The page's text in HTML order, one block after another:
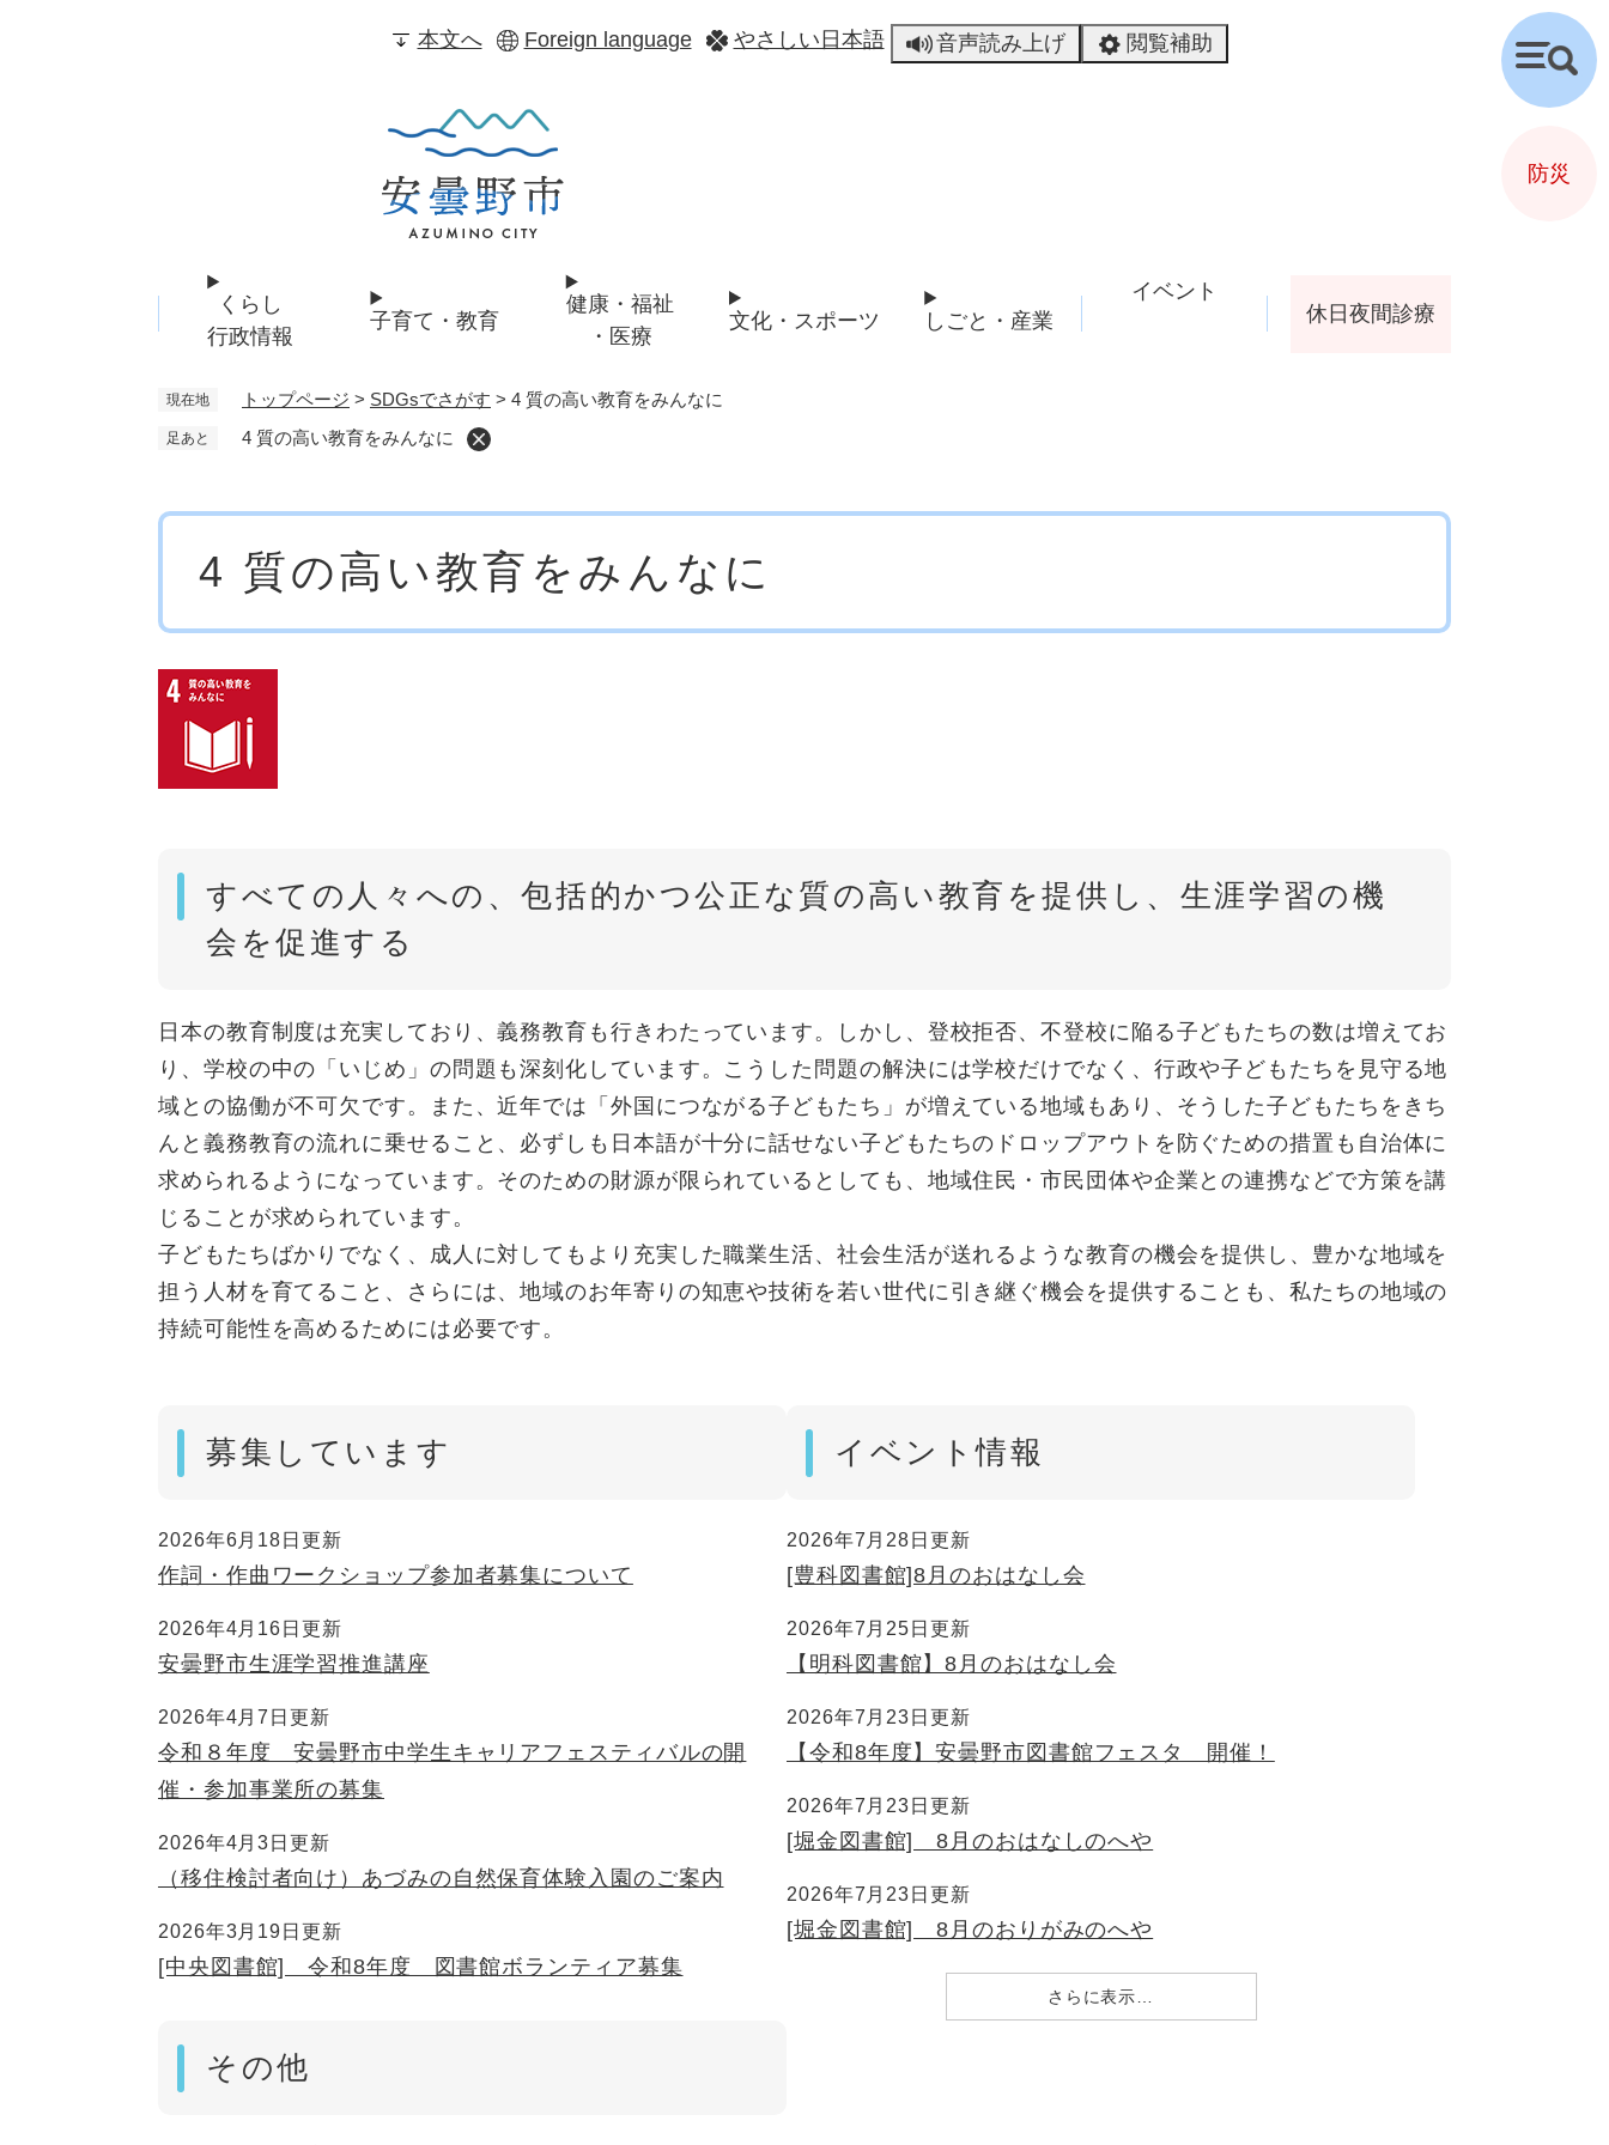
本文へ Foreign language やさしい日本語 音声読み上げ 閲覧補助
くらし
行政情報
子育て・教育
健康・福祉
・医療
文化・スポーツ しごと・産業
イベント
休日夜間診療
現在地 トップページ > SDGsでさがす > 4 質の高い教育をみんなに
足あと 4 質の高い教育をみんなに
4 質の高い教育をみんなに
すべての人々への、包括的かつ公正な質の高い教育を提供し、生涯学習の機
会を促進する
日本の教育制度は充実しており、義務教育も行きわたっています。しかし、登校拒否、不登校に陥る子どもたちの数は増えてお
り、学校の中の「いじめ」の問題も深刻化しています。こうした問題の解決には学校だけでなく、行政や子どもたちを見守る地
域との協働が不可欠です。また、近年では「外国につながる子どもたち」が増えている地域もあり、そうした子どもたちをきち
んと義務教育の流れに乗せること、必ずしも日本語が十分に話せない子どもたちのドロップアウトを防ぐための措置も自治体に
求められるようになっています。そのための財源が限られているとしても、地域住民・市民団体や企業との連携などで方策を講
じることが求められています。
子どもたちばかりでなく、成人に対してもより充実した職業生活、社会生活が送れるような教育の機会を提供し、豊かな地域を
担う人材を育てること、さらには、地域のお年寄りの知恵や技術を若い世代に引き継ぐ機会を提供することも、私たちの地域の
持続可能性を高めるためには必要です。
募集しています
2026年6月18日更新
作詞・作曲ワークショップ参加者募集について
2026年4月16日更新
安曇野市生涯学習推進講座
2026年4月7日更新
令和８年度 安曇野市中学生キャリアフェスティバルの開
催・参加事業所の募集
2026年4月3日更新
（移住検討者向け）あづみの自然保育体験入園のご案内
2026年3月19日更新
[中央図書館] 令和8年度 図書館ボランティア募集
イベント情報
2026年7月28日更新
[豊科図書館]8月のおはなし会
2026年7月25日更新
【明科図書館】8月のおはなし会
2026年7月23日更新
【令和8年度】安曇野市図書館フェスタ 開催！
2026年7月23日更新
[堀金図書館] 8月のおはなしのへや
2026年7月23日更新
[堀金図書館] 8月のおりがみのへや
さらに表示…
その他
検
索
防災